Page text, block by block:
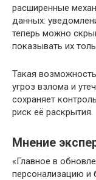
расширенные
данных:
теперь можно
показывать их
Такая
угроз взлома и
сохраняет
риск её раскрытия.
Мнение
«Главное в
персонализацию и